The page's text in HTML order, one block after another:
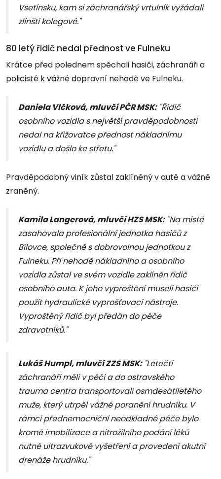
Vsetínsku, kam si záchranářský vrtulník vyžádali
zlínští kolegové."
80 letý řidič nedal přednost ve Fulneku
Krátce před polednem spěchali hasiči, záchranáři a
policisté k vážné dopravní nehodě ve Fulneku.
Daniela Vlčková, mluvčí PČR MSK:"Řidič
osobního vozidla s největší pravděpodobnosti
nedal na křižovatce přednost nákladnímu
vozidlu a došlo ke střetu."
Pravděpodobný viník zůstal zaklíněný v autě a vážně
zraněný.
Kamila Langerová, mluvčí HZS MSK:"Na místě
zasahovala profesionální jednotka hasičů z
Bílovce, společně s dobrovolnou jednotkou z
Fulneku. Při nehodě nákladního a osobního
vozidla zůstal ve svém vozidle zaklíněn řidič
osobního auta. K jeho vyproštění museli hasiči
použít hydraulické vyprošťovací nástroje.
Vyproštěný řidič byl předán do péče
zdravotníků."
Lukáš Humpl, mluvčí ZZS MSK:"Letečtí
záchranáři měli v péči a do ostravského
trauma centra transportovali osmdesátiletého
muže, který utrpěl vážné poranění hrudníku. V
rámci přednemocniční neodkladné péče bylo
kromě imobilizace a nitrožilního podání léků
nutné ultrazvukové vyšetření a provedení akutní
drenáže hrudníku."